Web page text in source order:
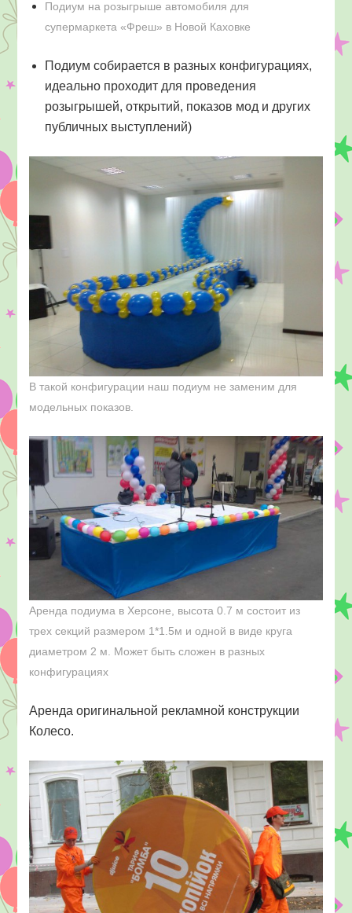
Подиум на розыгрыше автомобиля для
супермаркета «Фреш» в Новой Каховке
Подиум собирается в разных конфигурациях,
идеально проходит для проведения
розыгрышей, открытий, показов мод и других
публичных выступлений)
В такой конфигурации наш подиум не заменим для
модельных показов.
Аренда подиума в Херсоне, высота 0.7 м состоит из
трех секций размером 1*1.5м и одной в виде круга
диаметром 2 м. Может быть сложен в разных
конфигурациях
Аренда оригинальной рекламной конструкции
Колесо.